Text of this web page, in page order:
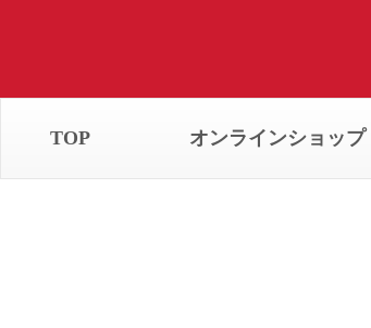
TOP オンラインショップ